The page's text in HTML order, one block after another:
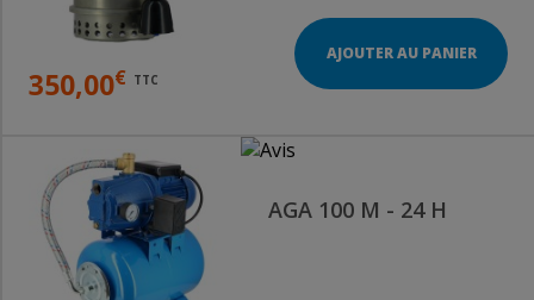
350,00€ TTC
AJOUTER AU PANIER
AGA 100 M - 24 H